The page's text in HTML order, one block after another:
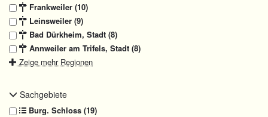
Frankweiler (10)
Leinsweiler (9)
Bad Dürkheim, Stadt (8)
Annweiler am Trifels, Stadt (8)
Zeige mehr Regionen
Sachgebiete
Burg. Schloss (19)